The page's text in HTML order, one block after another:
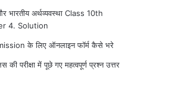
भारतीय अर्थव्यवस्था Class 10th
4. Solution
के लिए ऑनलाइन फॉर्म कैसे भरे
की परीक्षा में पूछे गए महत्वपूर्ण प्रश्न उत्तर